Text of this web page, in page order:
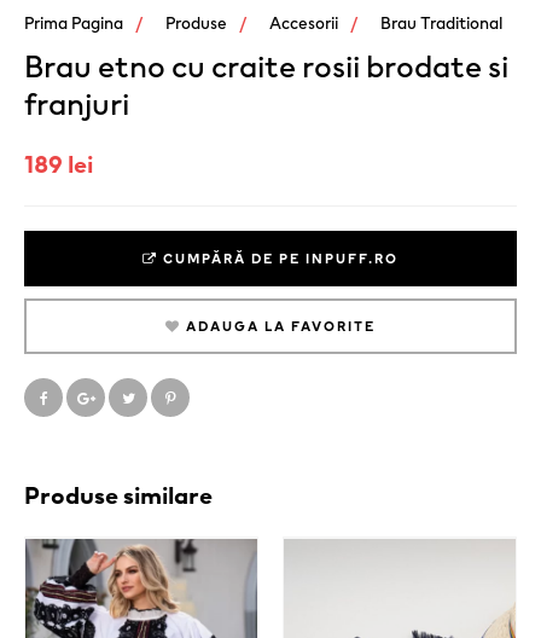
Prima Pagina Produse Accesorii Brau Traditional
Brau etno cu craite rosii brodate si
franjuri
189 lei
CUMPĂRĂ DE PE INPUFF.RO
ADAUGA LA FAVORITE
Produse similare